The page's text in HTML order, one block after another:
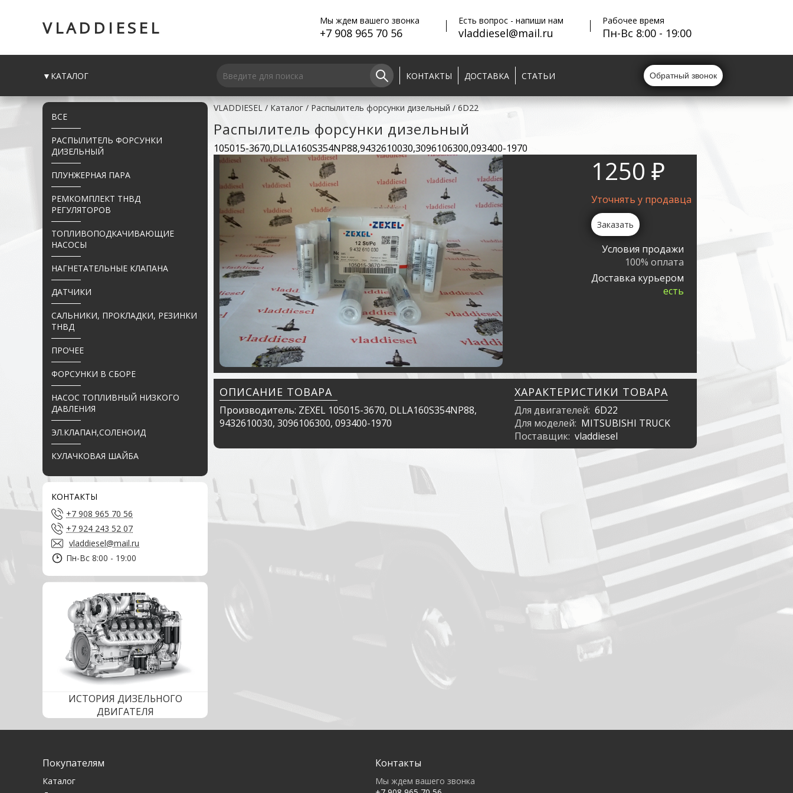
VLADDIESEL Мы ждем вашего звонка
+7 908 965 70 56
Есть вопрос - напиши нам
vladdiesel@mail.ru
Рабочее время
Пн-Вс 8:00 - 19:00
▼КАТАЛОГ КОНТАКТЫ ДОСТАВКА СТАТЬИ Обратный звонок
ВСЕ
РАСПЫЛИТЕЛЬ ФОРСУНКИ
ДИЗЕЛЬНЫЙ
ПЛУНЖЕРНАЯ ПАРА
РЕМКОМПЛЕКТ ТНВД
РЕГУЛЯТОРОВ
ТОПЛИВОПОДКАЧИВАЮЩИЕ
НАСОСЫ
НАГНЕТАТЕЛЬНЫЕ КЛАПАНА
ДАТЧИКИ
САЛЬНИКИ, ПРОКЛАДКИ, РЕЗИНКИ
ТНВД
ПРОЧЕЕ
ФОРСУНКИ В СБОРЕ
НАСОС ТОПЛИВНЫЙ НИЗКОГО
ДАВЛЕНИЯ
ЭЛ.КЛАПАН,СОЛЕНОИД
КУЛАЧКОВАЯ ШАЙБА
КОНТАКТЫ
+7 908 965 70 56
+7 924 243 52 07
vladdiesel@mail.ru
Пн-Вс 8:00 - 19:00
ИСТОРИЯ ДИЗЕЛЬНОГО
ДВИГАТЕЛЯ
VLADDIESEL/Каталог /Распылитель форсунки дизельный /6D22
Распылитель форсунки дизельный
105015-3670,DLLA160S354NP88,9432610030,3096106300,093400-1970
1250 ₽
Уточнять у продавца
Заказать
Условия продажи
100% оплата
Доставка курьером
есть
ОПИСАНИЕ ТОВАРА
Производитель: ZEXEL 105015-3670, DLLA160S354NP88,
9432610030, 3096106300, 093400-1970
ХАРАКТЕРИСТИКИ ТОВАРА
Для двигателей: 6D22
Для моделей: MITSUBISHI TRUCK
Поставщик: vladdiesel
Покупателям
Каталог
Контакты
Мы ждем вашего звонка